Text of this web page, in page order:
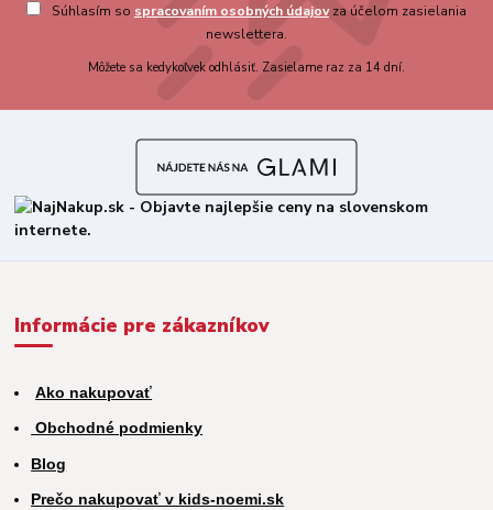
Súhlasím so spracovaním osobných údajovza účelom zasielania
newslettera.
Môžete sa kedykoľvek odhlásiť. Zasielame raz za 14 dní.
Informácie pre zákazníkov
Ako nakupovať
Obchodné podmienky
Blog
Prečo nakupovať v kids-noemi.sk